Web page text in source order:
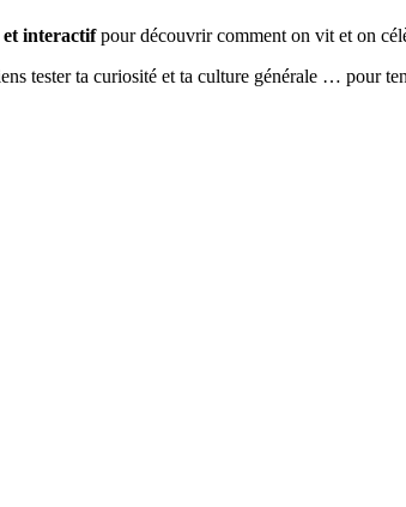
interactifpour découvrir comment on vit et on
tester ta curiosité et ta culture générale … pour